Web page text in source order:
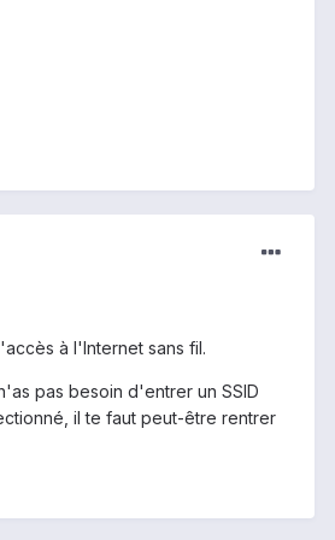
à l'Internet sans fil.
pas besoin d'entrer un SSID
il te faut peut-être rentrer